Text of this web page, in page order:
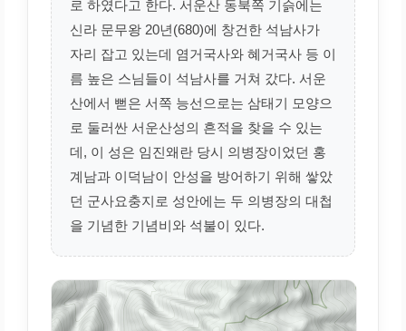
로 하였다고 한다. 서운산 동북쪽 기슭에는
신라 문무왕 20년(680)에 창건한 석남사가
자리 잡고 있는데 염거국사와 혜거국사 등 이
름 높은 스님들이 석남사를 거쳐 갔다. 서운
산에서 뻗은 서쪽 능선으로는 삼태기 모양으
로 둘러싼 서운산성의 흔적을 찾을 수 있는
데, 이 성은 임진왜란 당시 의병장이었던 홍
계남과 이덕남이 안성을 방어하기 위해 쌓았
던 군사요충지로 성안에는 두 의병장의 대첩
을 기념한 기념비와 석불이 있다.